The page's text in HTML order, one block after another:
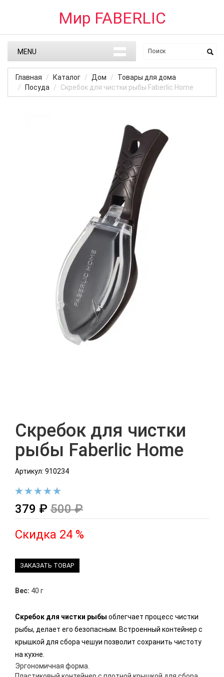
Мир FABERLIC
MENU
Главная Каталог Дом
Товары для дома
Посуда
Скребок для чистки рыбы Faberlic Home
Скребок для чистки
рыбы Faberlic Home
Артикул: 910234
379 ₽ 500 ₽
Скидка 24 %
ЗАКАЗАТЬ ТОВАР
Вес: 40 г
Скребок для чистки рыбы облегчает процесс чистки
рыбы, делает его безопасным. Встроенный контейнер с
крышкой для сбора чешуи позволит сохранить чистоту
на кухне.
Эргономичная форма.